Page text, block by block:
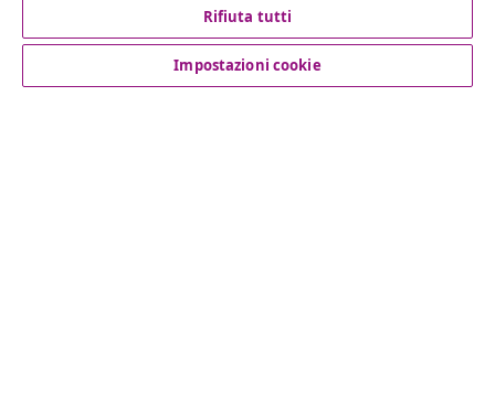
Servizio clienti
Rifiuta tutti
Impostazioni cookie